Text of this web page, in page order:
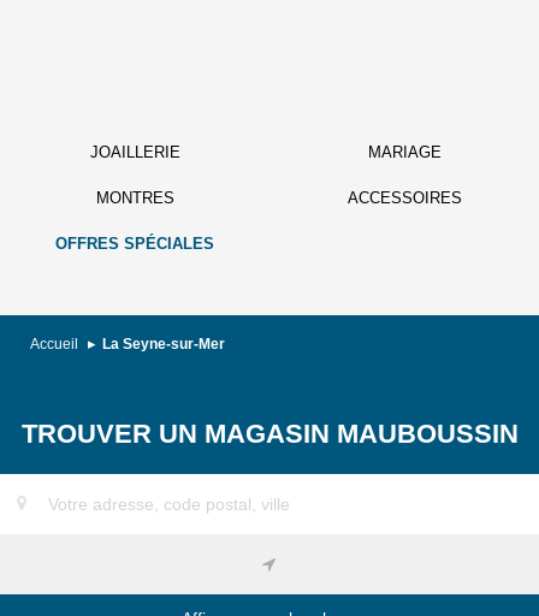
JOAILLERIE MARIAGE
MONTRES ACCESSOIRES
OFFRES SPÉCIALES
Accueil La Seyne-sur-Mer
TROUVER UN MAGASIN MAUBOUSSIN